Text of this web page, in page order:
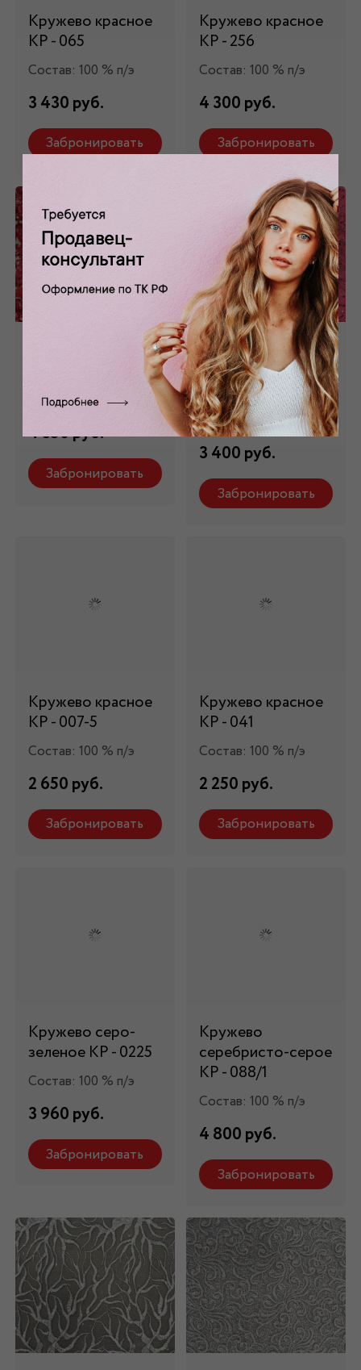
Кружево красное
КР - 065
Состав: 100 % п/э
3 430 руб.
Забронировать
Кружево красное
КР - 256
Состав: 100 % п/э
4 300 руб.
Забронировать
Кружево красное
Состав: 100 % п/э
4 350 руб.
Забронировать
Кружево
бордовое КР -
007/5
Состав: 100 % п/э
3 400 руб.
Забронировать
Кружево красное
КР - 007-5
Состав: 100 % п/э
2 650 руб.
Забронировать
Кружево красное
КР - 041
Состав: 100 % п/э
2 250 руб.
Забронировать
Кружево серо-
зеленое КР - 0225
Состав: 100 % п/э
3 960 руб.
Забронировать
Кружево
серебристо-серое
КР - 088/1
Состав: 100 % п/э
4 800 руб.
Забронировать